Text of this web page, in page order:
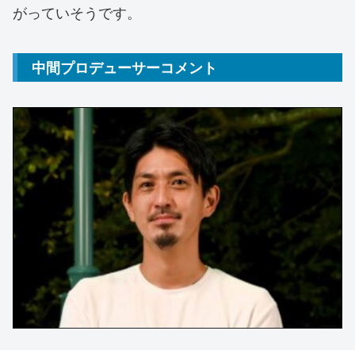
がっていそうです。
中間プロデューサーコメント